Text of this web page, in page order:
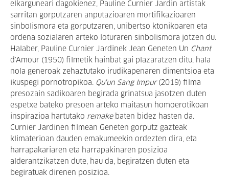
elkarguneari dagokienez, Pauline Curnier Jardin artistak
sarritan gorputzaren anputazioaren mortifikazioaren
sinbolismora eta gorputzaren, unibertso ktonikoaren eta
ordena sozialaren arteko loturaren sinbolismora jotzen du.
Halaber, Pauline Curnier Jardinek Jean Geneten Un Chant
d’Amour (1950) filmetik hainbat gai plazaratzen ditu, hala
nola generoak zehaztutako irudikapenaren dimentsioa eta
ikuspegi pornotropikoa. Qu'un Sang Impur(2019) filma
presozain sadikoaren begirada grinatsua jasotzen duten
espetxe bateko presoen arteko maitasun homoerotikoan
inspirazioa hartutako remakebaten bidez hasten da.
Curnier Jardinen filmean Geneten gorputz gazteak
klimaterioan dauden emakumeekin ordezten dira, eta
harrapakariaren eta harrapakinaren posizioa
alderantzikatzen dute, hau da, begiratzen duten eta
begiratuak direnen posizioa.